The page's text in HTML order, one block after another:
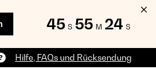
45 S 55 M 22 S
Hilfe, FAQs und Rücksendung